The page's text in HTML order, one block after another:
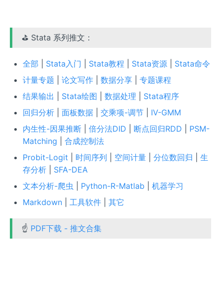
⛳ Stata 系列推文：
全部 Stata入门 Stata教程 Stata资源| Stata命令
计量专题
论文写作| 数据分享| 专题课程
结果输出
Stata绘图 数据处理
Stata程序
回归分析| 面板数据| 交乘项-调节| IV-GMM
内生性-因果推断| 倍分法DID 断点回归RDD
PSM-
Matching
合成控制法
Probit-Logit
时间序列 空间计量| 分位数回归
生
存分析| SFA-DEA
文本分析-爬虫
Python-R-Matlab
机器学习
Markdown| 工具软件| 其它
☝ PDF下载 - 推文合集